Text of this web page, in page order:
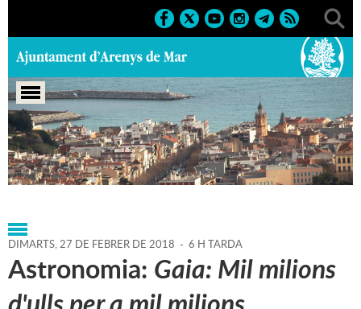
Portada > Agenda > 27-02-
2018 > Marcs > 2018 > Conferències
DIMARTS,27 DE FEBRER DE 2018 - 6 H TARDA
Astronomia: Gaia: Mil milions